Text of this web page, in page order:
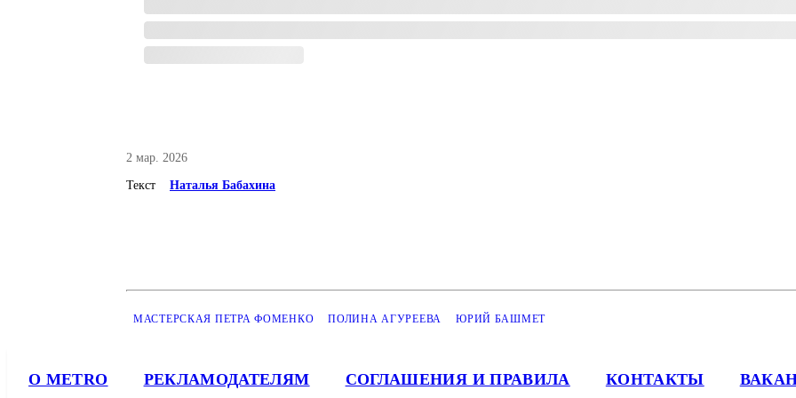
2 мар. 2026
Текст Наталья Бабахина
МАСТЕРСКАЯ ПЕТРА ФОМЕНКО ПОЛИНА АГУРЕЕВА ЮРИЙ БАШМЕТ
О METRO РЕКЛАМОДАТЕЛЯМ СОГЛАШЕНИЯ И ПРАВИЛА КОНТАКТЫ